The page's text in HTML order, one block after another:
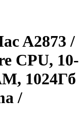
A2873 /
CPU, 10-
1024Гб
/